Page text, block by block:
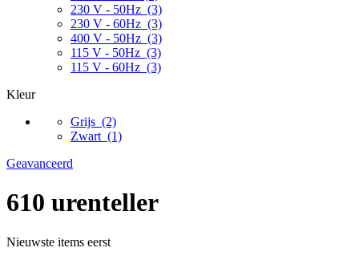
230 V - 50Hz (3)
230 V - 60Hz (3)
400 V - 50Hz (3)
115 V - 50Hz (3)
115 V - 60Hz (3)
Kleur
Grijs (2)
Zwart (1)
Geavanceerd
610 urenteller
Nieuwste items eerst